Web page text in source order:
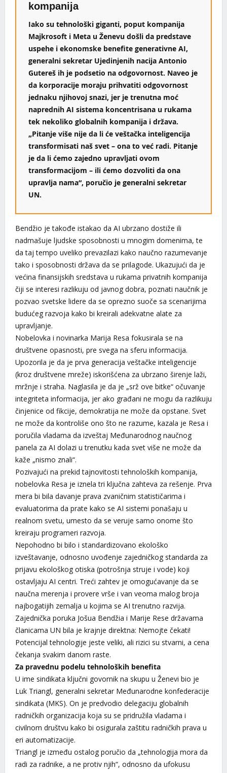
kompanija
Iako su tehnološki giganti, poput kompanija
Majkrosoft i Meta u Ženevu došli da predstave
uspehe i ekonomske benefite generativne AI,
generalni sekretar Ujedinjenih nacija Antonio
Gutereš ih je podsetio na odgovornost. Naveo je
da korporacije moraju prihvatiti odgovornost
jednaku njihovoj snazi, jer je trenutna moć
naprednih AI sistema koncentrisana u rukama
tek nekoliko globalnih kompanija i država.
„Pitanje više nije da li će veštačka inteligencija
transformisati naš svet – ona to već radi. Pitanje
je da li ćemo zajedno upravljati ovom
transformacijom – ili ćemo dozvoliti da ona
upravlja nama“, poručio je generalni sekretar
UN.
Bendžio je takođe istakao da AI ubrzano dostiže ili
nadmašuje ljudske sposobnosti u mnogim domenima, te
da taj tempo uveliko prevazilazi kako naučno razumevanje
tako i sposobnosti država da se prilagode. Ukazujući da je
većina finansijskih sredstava u rukama privatnih kompanija
čiji se interesi razlikuju od javnog dobra, poznati naučnik je
pozvao svetske lidere da se oprezno suoče sa scenarijima
budućeg razvoja kako bi kreirali adekvatne alate za
upravljanje.
Nobelovka i novinarka Marija Resa fokusirala se na
društvene opasnosti, pre svega na sferu informacija.
Upozorila je da je prva generacija veštačke inteligencije
(kroz društvene mreže) iskorišćena za ubrzano širenje laži,
mržnje i straha. Naglasila je da je „srž ove bitke“ očuvanje
integriteta informacija, jer ako građani ne mogu da razlikuju
činjenice od fikcije, demokratija ne može da opstane. Svet
ne može da kontroliše ono što ne razume, kazala je Resa i
poručila vladama da izveštaj Međunarodnog naučnog
panela za AI dolazi u trenutku kada svet više ne može da
kaže „nismo znali“.
Pozivajući na prekid tajnovitosti tehnoloških kompanija,
nobelovka Resa je iznela tri ključna zahteva za rešenje. Prva
mera bi bila davanje prava zvaničnim statističarima i
evaluatorima da prate kako se AI sistemi ponašaju u
realnom svetu, umesto da se veruje samo onome što
kreiraju programeri razvoja.
Nepohodno bi bilo i standardizovano ekološko
izveštavanje, odnosno uvođenje zajedničkog standarda za
prijavu ekološkog otiska (potrošnja struje i vode) koji
ostavljaju AI centri. Treći zahtev je omogućavanje da se
naučna merenja i provere vrše i van veoma malog broja
najbogatijih zemalja u kojima se AI trenutno razvija.
Zajednička poruka Jošua Bendžia i Marije Rese državama
članicama UN bila je krajnje direktna: Nemojte čekati!
Potencijal tehnologije jeste veliki, ali rizici su stvarni, a cena
čekanja svakim danom raste.
Za pravednu podelu tehnoloških benefita
U ime sindikata ključni govornik na skupu u Ženevi bio je
Luk Triangl, generalni sekretar Međunarodne konfederacije
sindikata (MKS). On je predvodio delegaciju globalnih
radničkih organizacija koja su se pridružila vladama i
civilnom društvu kako bi osigurala zaštitu radničkih prava u
eri automatizacije.
Triangl je između ostalog poručio da „tehnologija mora da
radi za radnike, a ne protiv njih“, odnosno da ufokusu